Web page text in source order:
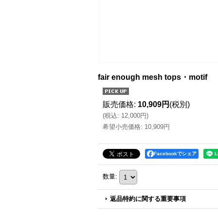
fair enough mesh tops・motif
販売価格: 10,909円 (税別)
(税込: 12,000円)
希望小売価格: 10,909円
Facebookでシェア
数量:
返品特約に関する重要事項